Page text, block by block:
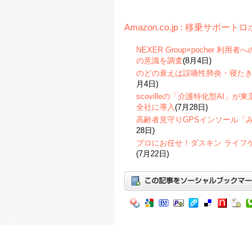
Amazon.co.jp : 移乗サポートロ
NEXER Group×pocher 利用者へ
の意識を調査(8月4日)
のどの衰えは誤嚥性肺炎・寝た
月4日)
scovilleの「介護特化型AI」が東
全社に導入 (7月28日)
高齢者見守りGPSインソール「
28日)
プロにお任せ！ダスキン ライフ
(7月22日)